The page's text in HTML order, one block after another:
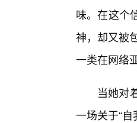
味。在这个
神，却又被
一类在网络
当她对
一场关于“自